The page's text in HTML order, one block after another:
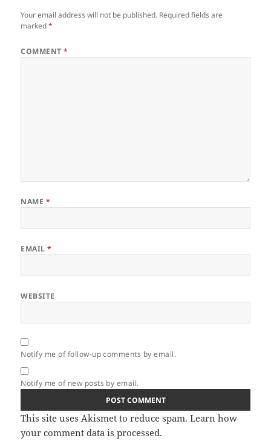
Your email address will not be published. Required fields are
marked*
COMMENT*
NAME *
EMAIL*
WEBSITE
Notify me of follow-up comments by email.
Notify me of new posts by email.
This site uses Akismet to reduce spam.Learn how
your comment data is processed.